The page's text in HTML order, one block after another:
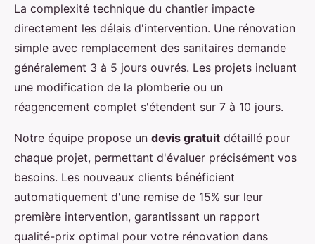
La complexité technique du chantier impacte
directement les délais d'intervention. Une rénovation
simple avec remplacement des sanitaires demande
généralement 3 à 5 jours ouvrés. Les projets incluant
une modification de la plomberie ou un
réagencement complet s'étendent sur 7 à 10 jours.
Notre équipe propose un devis gratuit détaillé pour
chaque projet, permettant d'évaluer précisément vos
besoins. Les nouveaux clients bénéficient
automatiquement d'une remise de 15% sur leur
première intervention, garantissant un rapport
qualité-prix optimal pour votre rénovation dans